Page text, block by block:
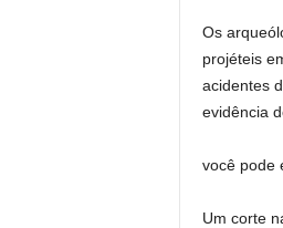
Os
projéteis
acidentes
evidência
você pode
Um corte